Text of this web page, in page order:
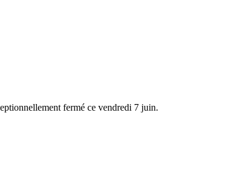
fermé ce vendredi 7 juin.